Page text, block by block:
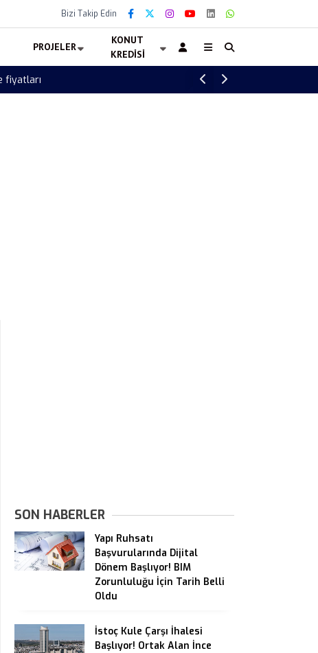
Bizi Takip Edin
PROJELER
KONUT
KREDISI
Ankara İş Yeri Kiralama İhalesi Başladı!
SON HABERLER
Yapı Ruhsatı
Başvurularında Dijital
Dönem Başlıyor! BIM
Zorunluluğu İçin Tarih Belli
Oldu
İstoç Kule Çarşı İhalesi
Başlıyor! Ortak Alan İnce